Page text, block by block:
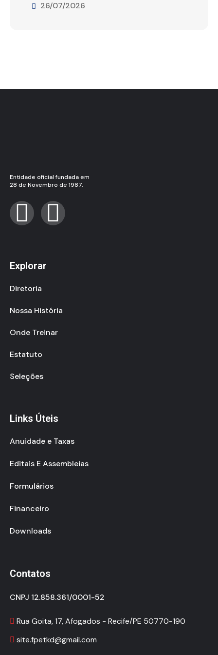
26/07/2026
Entidade oficial fundada em
28 de Novembro de 1987.
Explorar
Diretoria
Nossa História
Onde Treinar
Estatuto
Seleções
Links Úteis
Anuidade e Taxas
Editais E Assembleias
Formulários
Financeiro
Downloads
Contatos
CNPJ 12.858.361/0001-52
Rua Goita, 17, Afogados - Recife/PE 50770-190
site.fpetkd@gmail.com